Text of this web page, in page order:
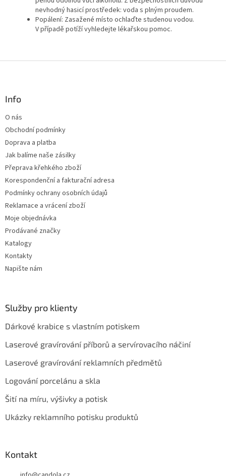
nevhodný hasicí prostředek: voda s plným proudem.
Popálení: Zasažené místo ochlaďte studenou vodou.
V případě potíží vyhledejte lékařskou pomoc.
Info
O nás
Obchodní podmínky
Doprava a platba
Jak balíme naše zásilky
Přeprava křehkého zboží
Korespondenční a fakturační adresa
Podmínky ochrany osobních údajů
Reklamace a vrácení zboží
Moje objednávka
Prodávané značky
Katalogy
Kontakty
Napište nám
Služby pro klienty
Dárkové krabice s vlastním potiskem
Laserové gravírování příborů a servírovacího náčiní
Laserové gravírování reklamních předmětů
Logování porcelánu a skla
Šití na míru, výšivky a potisk
Ukázky reklamního potisku produktů
Kontakt